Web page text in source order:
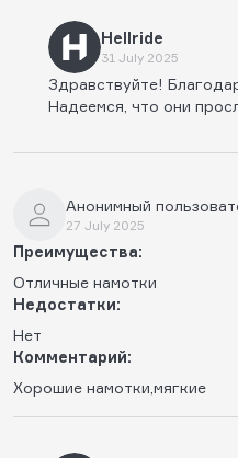
Hellride
31 July 2025
Здравствуйте!
Надеемся, что они
Анонимный
27 July 2025
Преимущества:
Отличные намотки
Недостатки:
Нет
Комментарий:
Хорошие намотки,мягкие